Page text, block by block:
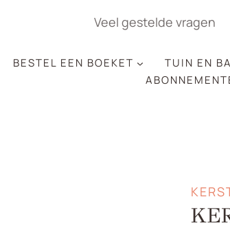
Veel gestelde vragen
BESTEL EEN BOEKET TUIN EN